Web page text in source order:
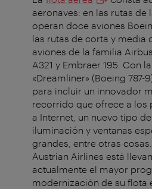
aeronaves: en las rutas
operan doce aviones
las rutas de corta y media
aviones de la familia
A321 y Embraer 195. Con
«Dreamliner» (Boeing 787-
para incluir un innovador
recorrido que ofrece a los
a Internet, un nuevo tipo
iluminación y ventanas
grandes, entre otras cosas.
Austrian Airlines está
actualmente el mayor
modernización de su flota